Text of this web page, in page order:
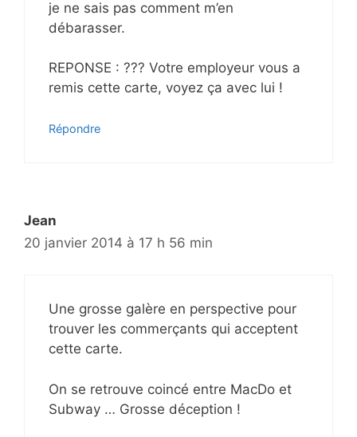
je ne sais pas comment m’en
débarasser.
REPONSE : ??? Votre employeur vous a
remis cette carte, voyez ça avec lui !
Répondre
Jean
20 janvier 2014 à 17 h 56 min
Une grosse galère en perspective pour
trouver les commerçants qui acceptent
cette carte.
On se retrouve coincé entre MacDo et
Subway … Grosse déception !